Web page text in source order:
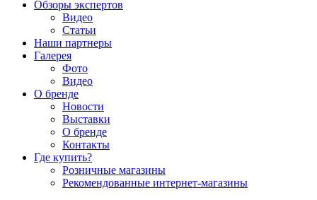
Обзоры экспертов
Видео
Статьи
Наши партнеры
Галерея
Фото
Видео
О бренде
Новости
Выставки
О бренде
Контакты
Где купить?
Розничные магазины
Рекомендованные интернет-магазины